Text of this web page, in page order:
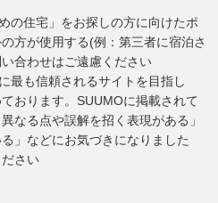
の住宅」をお探しの方に向けたポ
方が使用する(例：第三者に宿泊さ
合わせはご遠慮ください
最も信頼されるサイトを目指し
おります。SUUMOに掲載されて
なる点や誤解を招く表現がある」
」などにお気づきになりました
さい